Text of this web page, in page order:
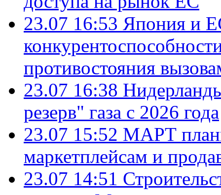
23.07 16:53 Япония и
противостояния
23.07 16:38
резерв" газа с 2026 года
23.07 15:52 МАРТ
маркетплейсам и
23.07 14:51